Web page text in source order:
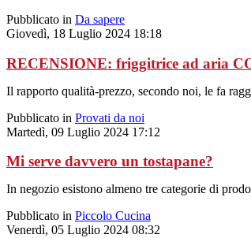
Pubblicato in Da sapere
Giovedì, 18 Luglio 2024 18:18
RECENSIONE: friggitrice ad aria
Il rapporto qualità-prezzo, secondo noi, le fa
Pubblicato in Provati da noi
Martedì, 09 Luglio 2024 17:12
Mi serve davvero un tostapane?
In negozio esistono almeno tre categorie di
Pubblicato in Piccolo Cucina
Venerdì, 05 Luglio 2024 08:32